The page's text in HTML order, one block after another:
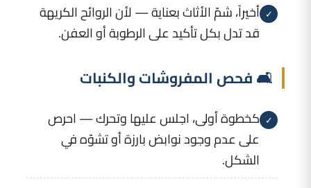
✓ أخيراً، شمّ الأثاث بعناية — لأن الروائح الكريهة
قد تدل بكل تأكيد على الرطوبة أو العفن.
🛋️ فحص المفروشات والكنبات
✓ كخطوة أولى، اجلس عليها وتحرك — احرص
على عدم وجود نوابض بارزة أو تشوّه في
الشكل.